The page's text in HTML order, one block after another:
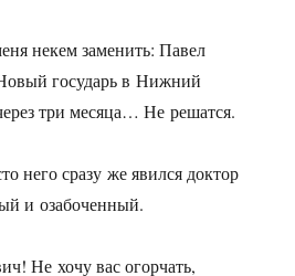
некем заменить: Павел
государь в Нижний
три месяца… Не решатся.
него сразу же явился доктор
и озабоченный.
Не хочу вас огорчать,